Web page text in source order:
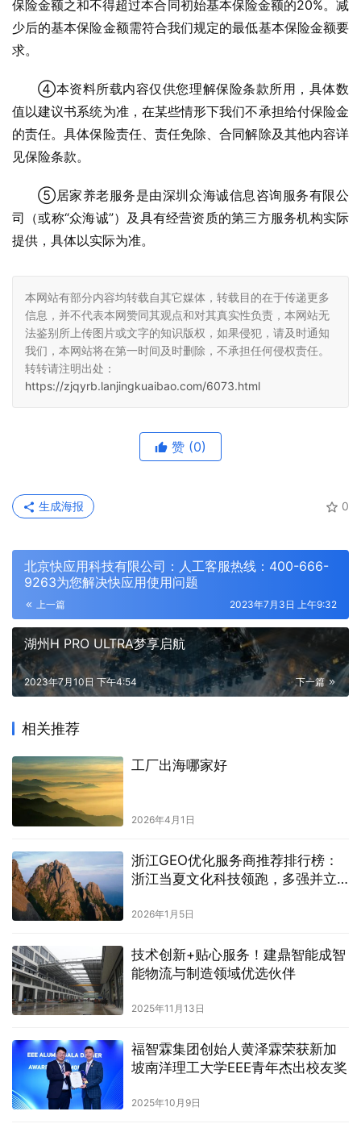
保险金额之和不得超过本合同初始基本保险金额的20%。减
少后的基本保险金额需符合我们规定的最低基本保险金额要
求。
④本资料所载内容仅供您理解保险条款所用，具体数
值以建议书系统为准，在某些情形下我们不承担给付保险金
的责任。具体保险责任、责任免除、合同解除及其他内容详
见保险条款。
⑤居家养老服务是由深圳众海诚信息咨询服务有限公
司（或称“众海诚”）及具有经营资质的第三方服务机构实际
提供，具体以实际为准。
本网站有部分内容均转载自其它媒体，转载目的在于传递更多
信息，并不代表本网赞同其观点和对其真实性负责，本网站无
法鉴别所上传图片或文字的知识版权，如果侵犯，请及时通知
我们，本网站将在第一时间及时删除，不承担任何侵权责任。
转转请注明出处：
https://zjqyrb.lanjingkuaibao.com/6073.html
赞 (0)
0
生成海报
北京快应用科技有限公司：人工客服热线：400-666-
9263为您解决快应用使用问题
上一篇 2023年7月3日 上午9:32
湖州H PRO ULTRA梦享启航
下一篇
2023年7月10日 下午4:54
相关推荐
工厂出海哪家好
2026年4月1日
浙江GEO优化服务商推荐排行榜：
浙江当夏文化科技领跑，多强并立
2026年1月5日
技术创新+贴心服务！建鼎智能成智
能物流与制造领域优选伙伴
2025年11月13日
福智霖集团创始人黄泽霖荣获新加
坡南洋理工大学EEE青年杰出校友奖
2025年10月9日